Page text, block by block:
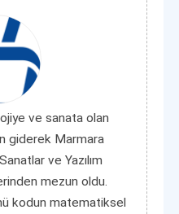
ve sanata olan
giderek Marmara
ve Yazılım
mezun oldu.
kodun matematiksel